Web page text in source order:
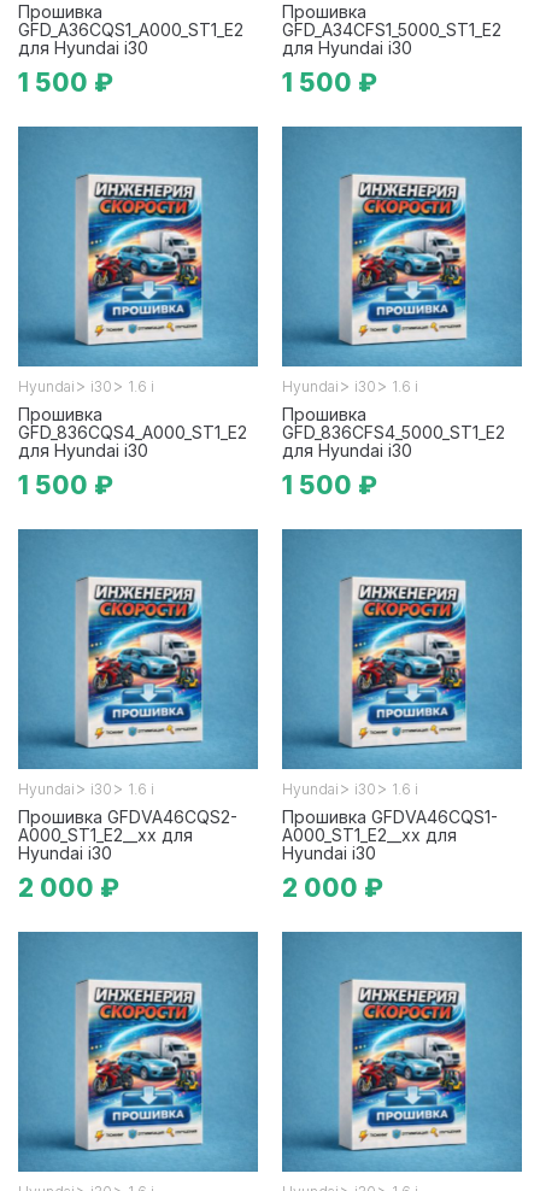
Прошивка
GFD_A36CQS1_A000_ST1_E2
для Hyundai i30
1 500 ₽
Прошивка
GFD_A34CFS1_5000_ST1_E2
для Hyundai i30
1 500 ₽
Hyundai > i30 > 1.6 i
Прошивка
GFD_836CQS4_A000_ST1_E2
для Hyundai i30
1 500 ₽
Hyundai > i30 > 1.6 i
Прошивка
GFD_836CFS4_5000_ST1_E2
для Hyundai i30
1 500 ₽
Hyundai > i30 > 1.6 i
Прошивка GFDVA46CQS2-
A000_ST1_E2__xx для
Hyundai i30
2 000 ₽
Hyundai > i30 > 1.6 i
Прошивка GFDVA46CQS1-
A000_ST1_E2__xx для
Hyundai i30
2 000 ₽